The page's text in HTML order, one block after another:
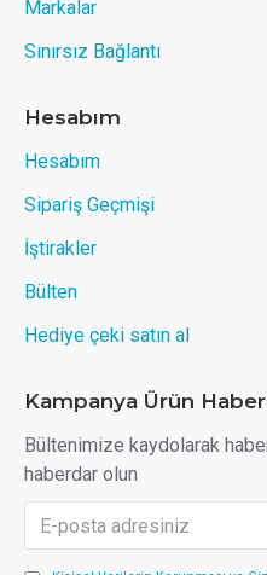
Markalar
Sınırsız Bağlantı
Hesabım
Hesabım
Sipariş Geçmişi
İştirakler
Bülten
Hediye çeki satın al
Kampanya Ürün
Bültenimize kaydolarak
haberdar olun